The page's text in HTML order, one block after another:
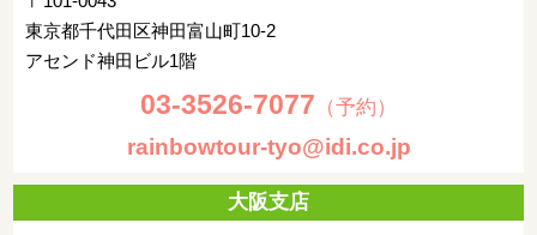
東京都千代田区神田富山町10-2
アセンド神田ビル1階
03-3526-7077 （予約）
rainbowtour-tyo@idi.co.jp
大阪支店